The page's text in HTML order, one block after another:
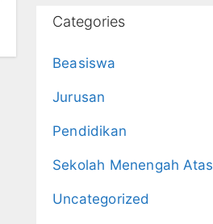
Categories
Beasiswa
Jurusan
Pendidikan
Sekolah Menengah Atas
Uncategorized